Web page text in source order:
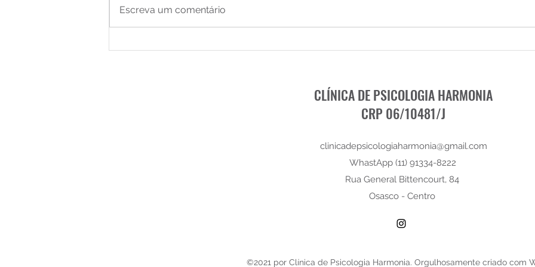
O autossacrifício em excesso
A
Escreva um comentário
CLÍNICA DE PSICOLOGIA HARMONIA
CRP 06/10481/J
clinicadepsicologiaharmonia@gmail.com
WhastApp (11) 91334-8222
Rua General Bittencourt, 84
Osasco - Centro
©2021 por Clínica de Psicologia Harmonia. Orgulhosamente criado com